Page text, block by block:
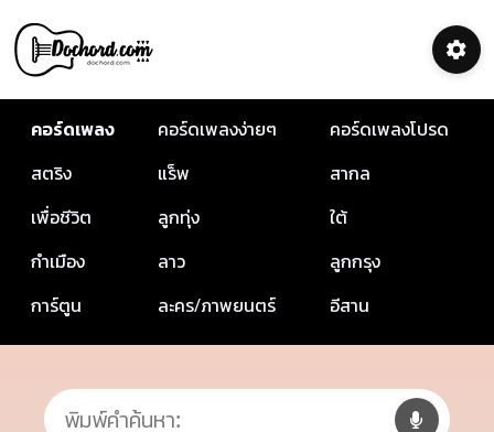
คอร์ดเพลง คอร์ดเพลงง่ายๆ
คอร์ดเพลงโปรด
สตริง
แร็พ
สากล
เพื่อชีวิต
ลูกทุ่ง
ใต้
กำเมือง
ลาว
ลูกกรุง
การ์ตูน
ละคร/ภาพยนตร์ อีสาน